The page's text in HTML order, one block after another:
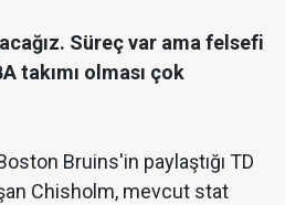
Süreç var ama felsefi
takımı olması çok
Bruins'in paylaştığı TD
Chisholm, mevcut stat